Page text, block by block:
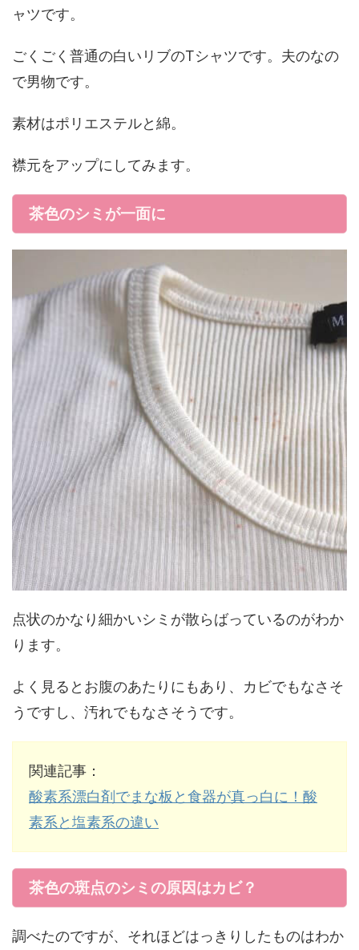
ャツです。
ごくごく普通の白いリブのTシャツです。夫のなの
で男物です。
素材はポリエステルと綿。
襟元をアップにしてみます。
茶色のシミが一面に
点状のかなり細かいシミが散らばっているのがわか
ります。
よく見るとお腹のあたりにもあり、カビでもなさそ
うですし、汚れでもなさそうです。
関連記事：
酸素系漂白剤でまな板と食器が真っ白に！酸
素系と塩素系の違い
茶色の斑点のシミの原因はカビ？
調べたのですが、それほどはっきりしたものはわか